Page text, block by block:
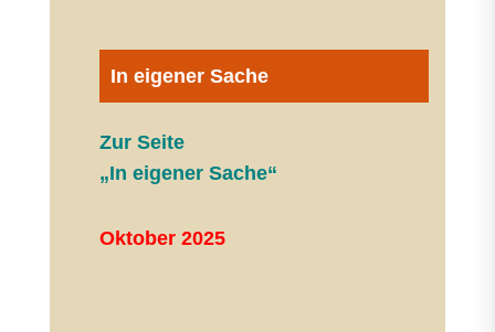
In eigener Sache
Zur Seite
„In eigener Sache“
Oktober 2025